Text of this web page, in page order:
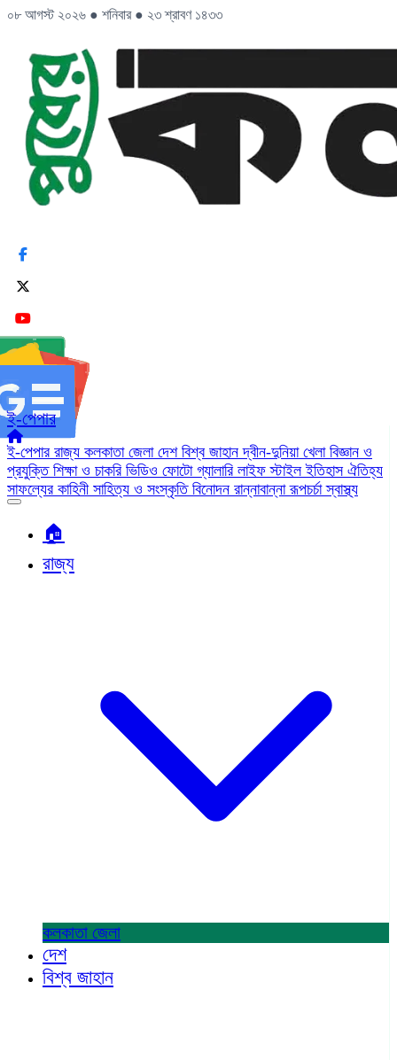
০৮ আগস্ট ২০২৬ ● শনিবার ● ২৩ শ্রাবণ ১৪৩৩
ই-পেপার
ই-পেপার রাজ্য কলকাতা জেলা দেশ বিশ্ব জাহানদ্বীন-দুনিয়া খেলা বিজ্ঞান ও
প্রযুক্তি শিক্ষা ও চাকরি ভিডিও ফোটো গ্যালারি লাইফ স্টাইলইতিহাস ঐতিহ্য
সাফল্যের কাহিনী সাহিত্য ও সংস্কৃতি বিনোদন রান্নাবান্নারূপচর্চাস্বাস্থ্য
🏠︎
রাজ্য
কলকাতা জেলা
দেশ
বিশ্ব জাহান